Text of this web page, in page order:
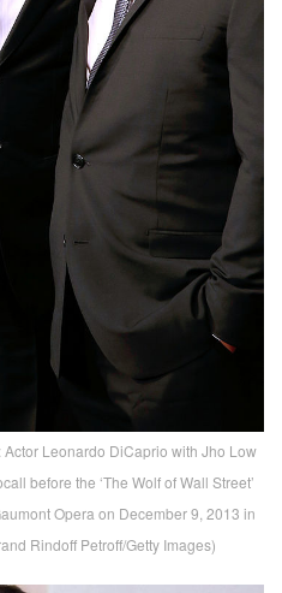
Actor Leonardo DiCaprio with Jho Low
before the ‘The Wolf of Wall Street’
Opera on December 9, 2013 in
Rindoff Petroff/Getty Images)